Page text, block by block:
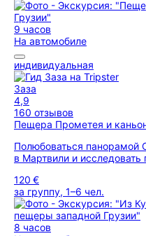
9 часов
На автомобиле
индивидуальная
Заза
4,9
160 отзывов
Пещера Прометея и
Полюбоваться панорамой
в Мартвили и
120 €
за группу, 1–6 чел.
8 часов